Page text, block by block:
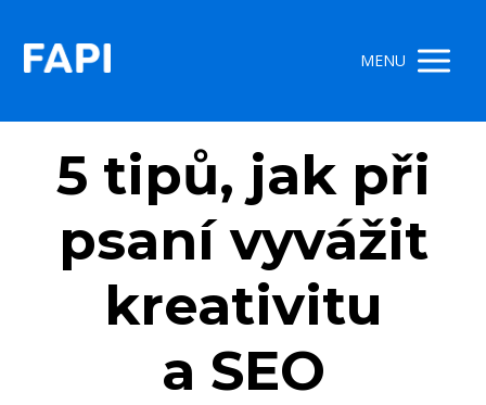
MENU
5 tipů, jak při
psaní vyvážit
kreativitu
a SEO